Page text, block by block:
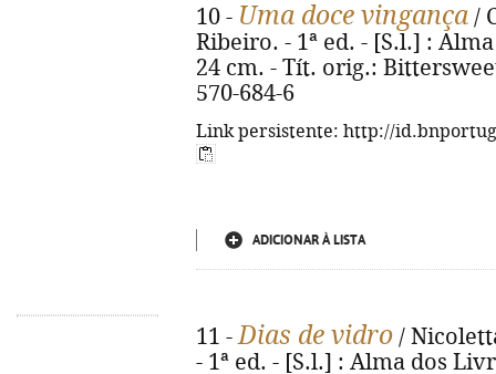
10 - Uma doce vingança /
Ribeiro. - 1ª ed. - [S.l.] :
24 cm. - Tít. orig.:
570-684-6
Link persistente: http://
ADICIONAR À LISTA
11 -Dias de vidro /
- 1ª ed. - [S.l.] : Alma dos